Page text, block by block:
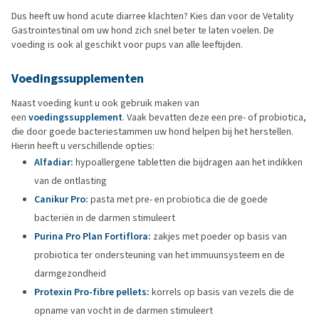
Dus heeft uw hond acute diarree klachten? Kies dan voor de Vetality
Gastrointestinal om uw hond zich snel beter te laten voelen. De
voeding is ook al geschikt voor pups van alle leeftijden.
Voedingssupplementen
Naast voeding kunt u ook gebruik maken van
een voedingssupplement. Vaak bevatten deze een pre- of probiotica,
die door goede bacteriestammen uw hond helpen bij het herstellen.
Hierin heeft u verschillende opties:
Alfadiar: hypoallergene tabletten die bijdragen aan het indikken
van de ontlasting
Canikur Pro: pasta met pre- en probiotica die de goede
bacteriën in de darmen stimuleert
Purina Pro Plan Fortiflora: zakjes met poeder op basis van
probiotica ter ondersteuning van het immuunsysteem en de
darmgezondheid
Protexin Pro-fibre pellets: korrels op basis van vezels die de
opname van vocht in de darmen stimuleert